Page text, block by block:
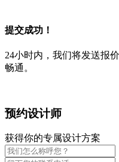
提交成功！
24小时内，我们将发送报
畅通。
预约设计师
获得你的专属设计方案